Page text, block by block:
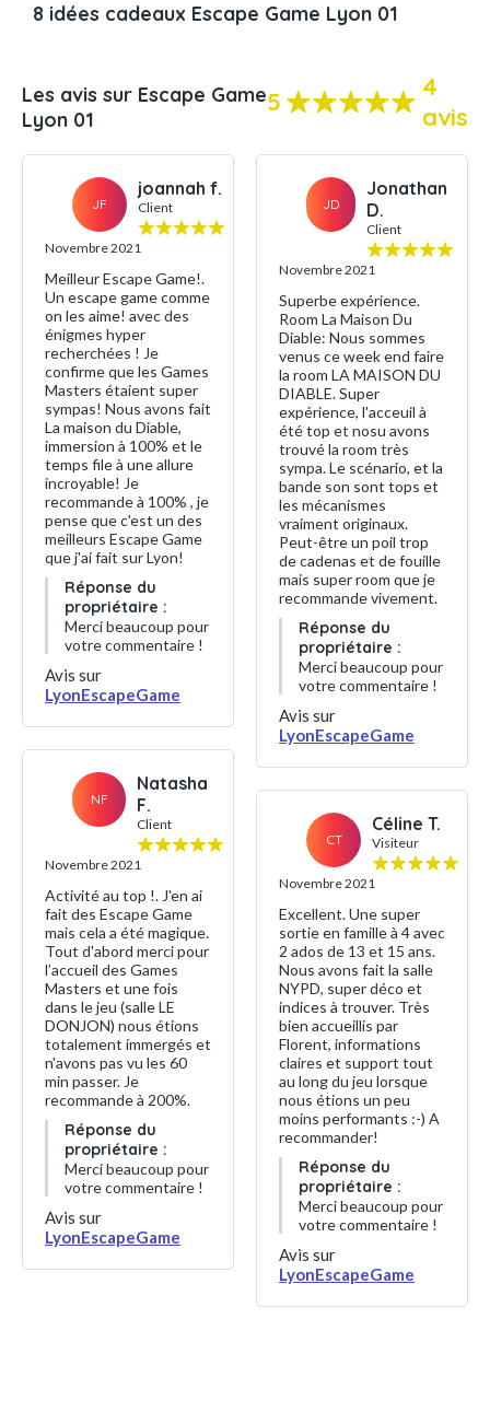
8 idées cadeaux Escape Game Lyon 01
Les avis sur Escape Game
Lyon 01
5
4
avis
JF
joannah f.
Client
Novembre 2021
Meilleur Escape Game!.
Un escape game comme
on les aime! avec des
énigmes hyper
recherchées ! Je
confirme que les Games
Masters étaient super
sympas! Nous avons fait
La maison du Diable,
immersion à 100% et le
temps file à une allure
incroyable! Je
recommande à 100% , je
pense que c'est un des
meilleurs Escape Game
que j'ai fait sur Lyon!
Réponse du
propriétaire :
Merci beaucoup pour
votre commentaire !
Avis sur
LyonEscapeGame
NF
Natasha
F.
Client
Novembre 2021
Activité au top !. J'en ai
fait des Escape Game
mais cela a été magique.
Tout d'abord merci pour
l’accueil des Games
Masters et une fois
dans le jeu (salle LE
DONJON) nous étions
totalement immergés et
n'avons pas vu les 60
min passer. Je
recommande à 200%.
Réponse du
propriétaire :
Merci beaucoup pour
votre commentaire !
Avis sur
LyonEscapeGame
JD
Jonathan
D.
Client
Novembre 2021
Superbe expérience.
Room La Maison Du
Diable: Nous sommes
venus ce week end faire
la room LA MAISON DU
DIABLE. Super
expérience, l'acceuil à
été top et nosu avons
trouvé la room très
sympa. Le scénario, et la
bande son sont tops et
les mécanismes
vraiment originaux.
Peut-être un poil trop
de cadenas et de fouille
mais super room que je
recommande vivement.
Réponse du
propriétaire :
Merci beaucoup pour
votre commentaire !
Avis sur
LyonEscapeGame
CT
Céline T.
Visiteur
Novembre 2021
Excellent. Une super
sortie en famille à 4 avec
2 ados de 13 et 15 ans.
Nous avons fait la salle
NYPD, super déco et
indices à trouver. Très
bien accueillis par
Florent, informations
claires et support tout
au long du jeu lorsque
nous étions un peu
moins performants :-) A
recommander!
Réponse du
propriétaire :
Merci beaucoup pour
votre commentaire !
Avis sur
LyonEscapeGame